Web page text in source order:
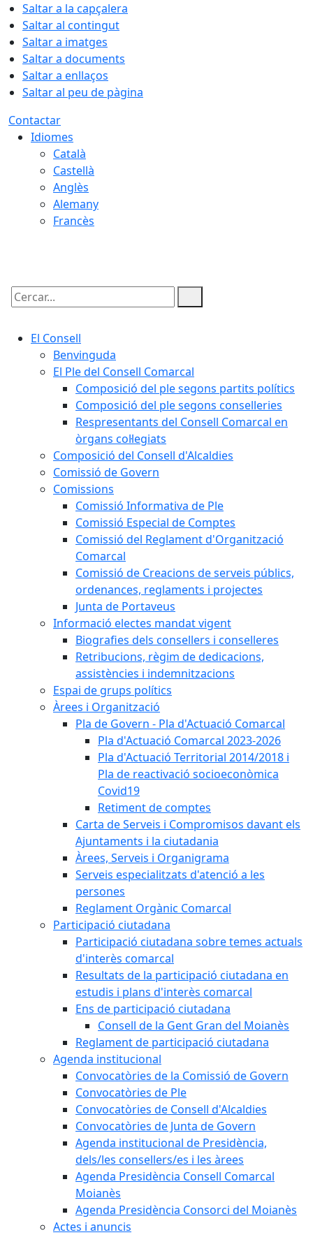
Saltar a la capçalera
Saltar al contingut
Saltar a imatges
Saltar a documents
Saltar a enllaços
Saltar al peu de pàgina
Contactar
Idiomes
Català
Castellà
Anglès
Alemany
Francès
Cercar:
El Consell
Benvinguda
El Ple del Consell Comarcal
Composició del ple segons partits polítics
Composició del ple segons conselleries
Respresentants del Consell Comarcal en
òrgans col·legiats
Composició del Consell d'Alcaldies
Comissió de Govern
Comissions
Comissió Informativa de Ple
Comissió Especial de Comptes
Comissió del Reglament d'Organització
Comarcal
Comissió de Creacions de serveis públics,
ordenances, reglaments i projectes
Junta de Portaveus
Informació electes mandat vigent
Biografies dels consellers i conselleres
Retribucions, règim de dedicacions,
assistències i indemnitzacions
Espai de grups polítics
Àrees i Organització
Pla de Govern - Pla d'Actuació Comarcal
Pla d'Actuació Comarcal 2023-2026
Pla d'Actuació Territorial 2014/2018 i
Pla de reactivació socioeconòmica
Covid19
Retiment de comptes
Carta de Serveis i Compromisos davant els
Ajuntaments i la ciutadania
Àrees, Serveis i Organigrama
Serveis especialitzats d'atenció a les
persones
Reglament Orgànic Comarcal
Participació ciutadana
Participació ciutadana sobre temes actuals
d'interès comarcal
Resultats de la participació ciutadana en
estudis i plans d'interès comarcal
Ens de participació ciutadana
Consell de la Gent Gran del Moianès
Reglament de participació ciutadana
Agenda institucional
Convocatòries de la Comissió de Govern
Convocatòries de Ple
Convocatòries de Consell d'Alcaldies
Convocatòries de Junta de Govern
Agenda institucional de Presidència,
dels/les consellers/es i les àrees
Agenda Presidència Consell Comarcal
Moianès
Agenda Presidència Consorci del Moianès
Actes i anuncis